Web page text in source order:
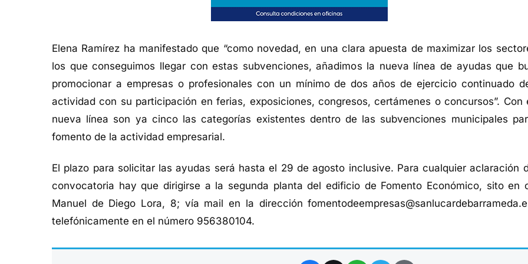
Elena Ramírez ha manifestado que “como novedad, en una clara apuesta de maximizar los
los que conseguimos llegar con estas subvenciones, añadimos la nueva línea de ayudas que
promocionar a empresas o profesionales con un mínimo de dos años de ejercicio continuado
actividad con su participación en ferias, exposiciones, congresos, certámenes o concursos”. Con
nueva línea son ya cinco las categorías existentes dentro de las subvenciones municipales
fomento de la actividad empresarial.
El plazo para solicitar las ayudas será hasta el 29 de agosto inclusive. Para cualquier aclaración
convocatoria hay que dirigirse a la segunda planta del edificio de Fomento Económico, sito en
Manuel de Diego Lora, 8; vía mail en la dirección
telefónicamente en el número 956380104.